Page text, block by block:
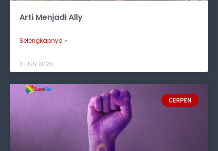
Arti Menjadi Ally
Selengkapnya »
31 July 2026
CERPEN